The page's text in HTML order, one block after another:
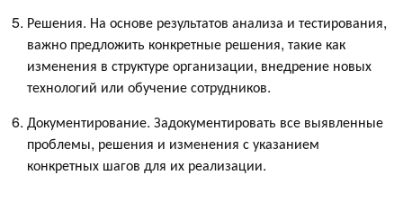
Решения. На основе результатов анализа и тестирования,
важно предложить конкретные решения, такие как
изменения в структуре организации, внедрение новых
технологий или обучение сотрудников.
Документирование. Задокументировать все выявленные
проблемы, решения и изменения с указанием
конкретных шагов для их реализации.